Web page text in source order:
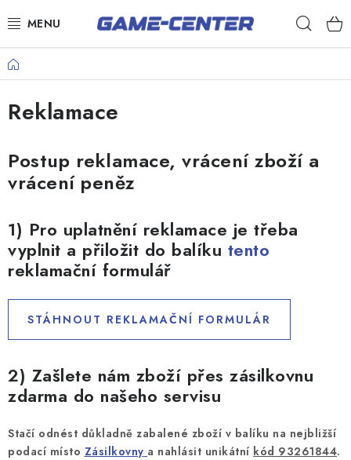
na
Šipky
Stolní fotbal
Akční zboží
Dárkové poukazy
Dárkové poukazy
Domů
Reklamace
Postup reklamace, vrácení zboží a
vrácení peněz
1) Pro uplatnění reklamace je třeba
vyplnit a přiložit do balíku tento
reklamační formulář
STÁHNOUT REKLAMAČNÍ FORMULÁR
2) Zašlete nám zboží přes zásilkovnu
zdarma do našeho servisu
Stačí odnést důkladně zabalené zboží v balíku na nejbližší
podací místo Zásilkovny a nahlásit unikátní kód 93261844.